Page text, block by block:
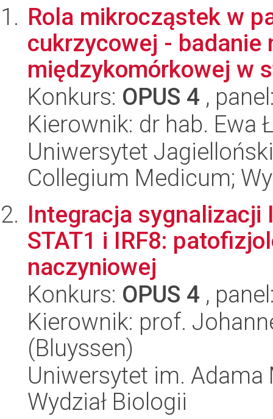
Rola mikrocząstek w
cukrzycowej - badanie
międzykomórkowej w
Konkurs: OPUS 4 ,
Kierownik: dr hab. Ewa
Uniwersytet
Collegium Medicum;
Integracja sygnalizacji
STAT1 i IRF8:
naczyniowej
Konkurs: OPUS 4 ,
Kierownik: prof.
(Bluyssen)
Uniwersytet im.
Wydział Biologii